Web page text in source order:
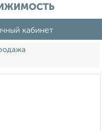
кабинет